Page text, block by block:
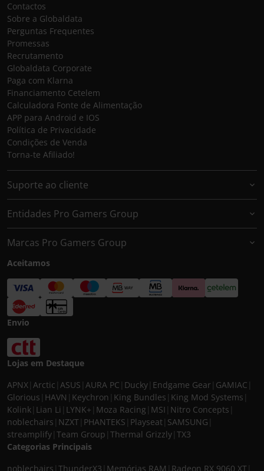
Contactos
Sobre a Globaldata
Perguntas Frequentes
Promessas
Recrutamento
Globaldata Corporate
Paga com Klarna
Financiamento Cetelem
Calculadora Fonte de Alimentação
APP para Android e IOS
Política de Privacidade
Condições de Venda
Torna-te Afiliado!
Suporte ao cliente
Entidades Pro Gamers Group
Marcas Pro Gamers Group
Aceitamos
Envio
Lojas em Destaque
APNX Arctic ASUS AURA PC Ducky Endgame Gear GAMIAC
Glorious HAVN Keychron King Bundles King Mod Systems
Kolink Lian Li LYNK+ Moza Racing MSI Nitro Concepts
noblechairs NZXT PHANTEKS Playseat SAMSUNG
streamplify Team Group Thermal Grizzly TX3
Categorias Principais
noblechairs ThunderX3 Memórias RAM Radeon RX 9060 XT